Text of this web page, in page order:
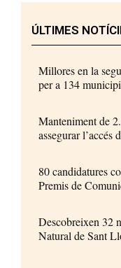
ÚLTIMES
Millores en la
per a 134
Manteniment de
assegurar l’accés
80 candidatures
Premis de
Descobreixen 32
Natural de Sant